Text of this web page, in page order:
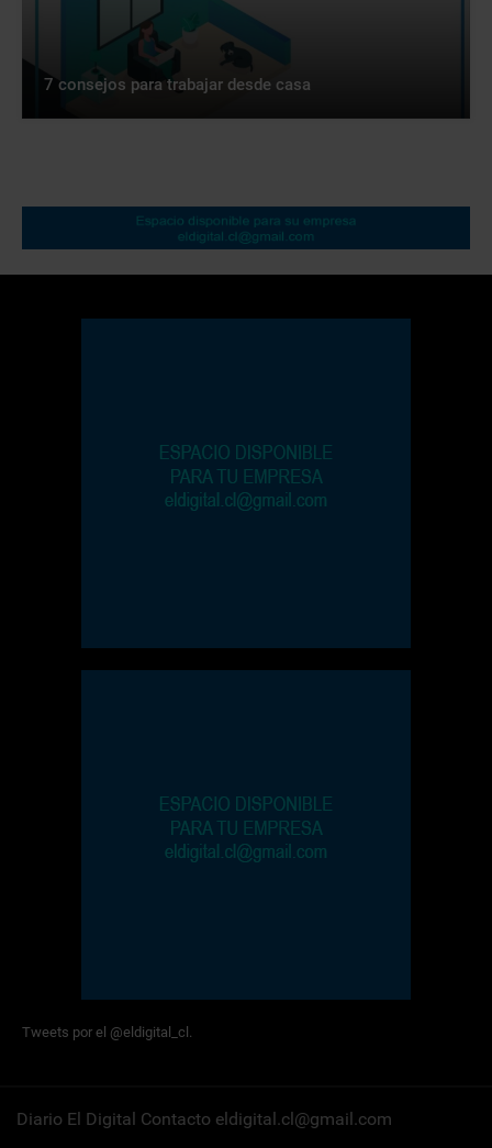
7 consejos para trabajar desde casa
Tweets por el @eldigital_cl.
Diario El Digital Contacto eldigital.cl@gmail.com